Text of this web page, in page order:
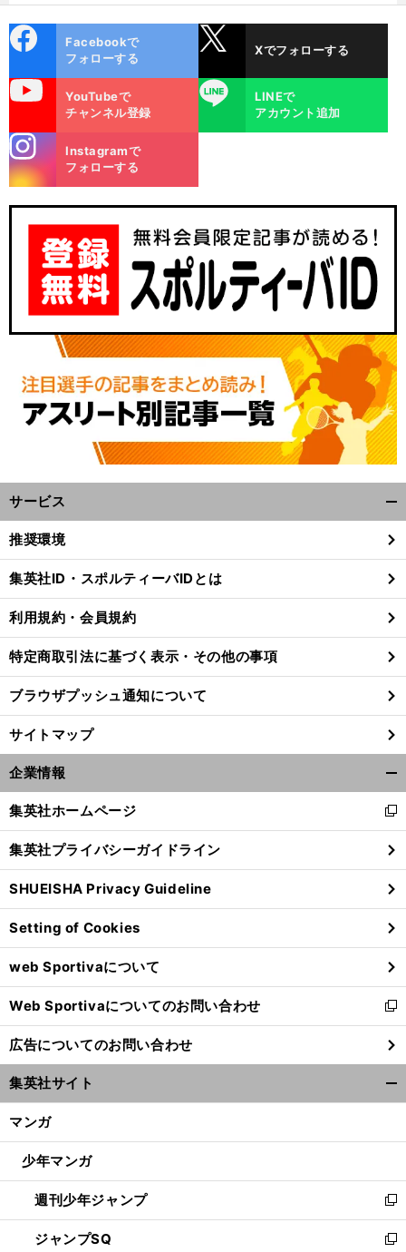
28
前
へ
ok
Facebookで
フォローする
Xでフォローする
YouTubeで
チャンネル登録
LINE
LINEで
アカウント追加
m
Instagramで
フォローする
サービス
閉
る
推奨環境
集英社ID・スポルティーバIDとは
利用規約・会員規約
特定商取引法に基づく表示・その他の事項
ブラウザプッシュ通知について
サイトマップ
企業情報
閉
る
集英社ホームページ
新
し
い
ウ
ィ
ン
ド
ウ
で
開
く
集英社プライバシーガイドライン
SHUEISHA Privacy Guideline
Setting of Cookies
web Sportivaについて
Web Sportivaについてのお問い合わせ
新
し
い
ウ
ィ
ン
ウ
開
く
広告についてのお問い合わせ
集英社サイト
マンガ
少年マンガ
週刊少年ジャンプ
新
し
い
ジャンプSQ
新